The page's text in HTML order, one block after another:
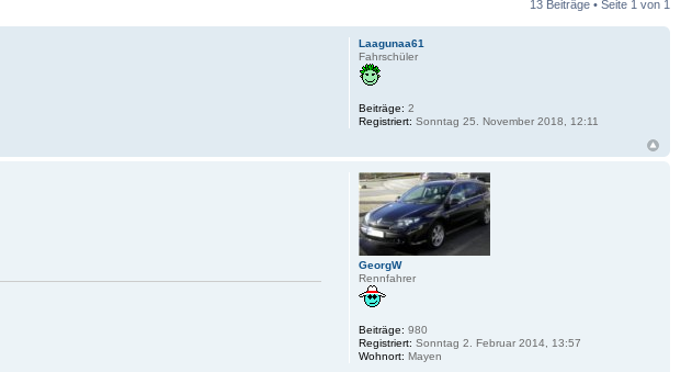
13 Beiträge • Seite 1 von 1
Laagunaa61
Fahrschüler
Beiträge: 2
Registriert: Sonntag 25. November 2018, 12:11
GeorgW
Rennfahrer
Beiträge: 980
Registriert: Sonntag 2. Februar 2014, 13:57
Wohnort: Mayen